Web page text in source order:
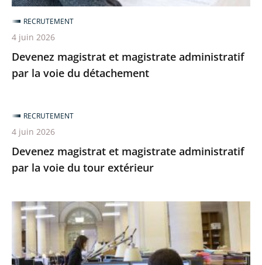
détachement
Devenez magistrat et magistrate administratif
par la voie du détachement
RECRUTEMENT
4 juin 2026
Devenez magistrat et magistrate administratif
par la voie du tour extérieur
RECRUTEMENT
4 juin 2026
[Recrutement
en
cours]
Devenez